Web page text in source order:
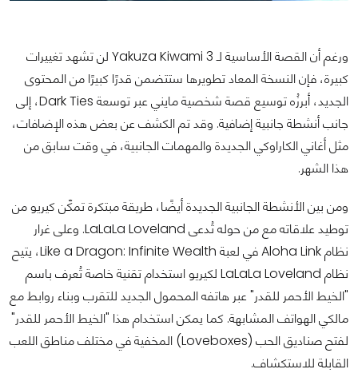
ورغم أن القصة الأساسية لـ Yakuza Kiwami 3 لن تشهد تغييرات
كبيرة، فإن النسخة المعاد تطويرها ستتضمن قدرًا كبيرًا من المحتوى
الجديد، أبرزُه توسيع قصة شخصية مايني عبر توسعة Dark Ties، إلى
جانب أنشطة جانبية إضافية. وقد تم الكشف عن بعض هذه الإضافات،
مثل أغاني الكاراوكي الجديدة والمهمات الجانبية، في وقت سابق من
هذا الشهر.
ومن بين الأنشطة الجانبية الجديدة أيضًا، طريقة مبتكرة تمكّن كيريو من
توطيد علاقاته مع من حوله تُدعى LaLaLa Loveland. وعلى غرار
نظام Aloha Link في لعبة Like a Dragon: Infinite Wealth، يتيح
نظام LaLaLa Loveland لكيريو استخدام تقنية خاصة تُعرف باسم
"الخيط الأحمر للقدر" عبر هاتفه المحمول الجديد للتقرب وبناء روابط مع
مالكي الهواتف المشابهة. كما يمكن استخدام هذا "الخيط الأحمر للقدر"
لفتح صناديق الحب (Loveboxes) المخفية في مختلف مناطق اللعب
القابلة للاستكشاف.